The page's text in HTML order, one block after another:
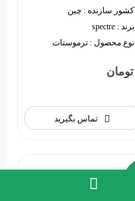
کشور سازنده : چین
برند : spectre
نوع محصول : ترموستات
تماس بگیرید